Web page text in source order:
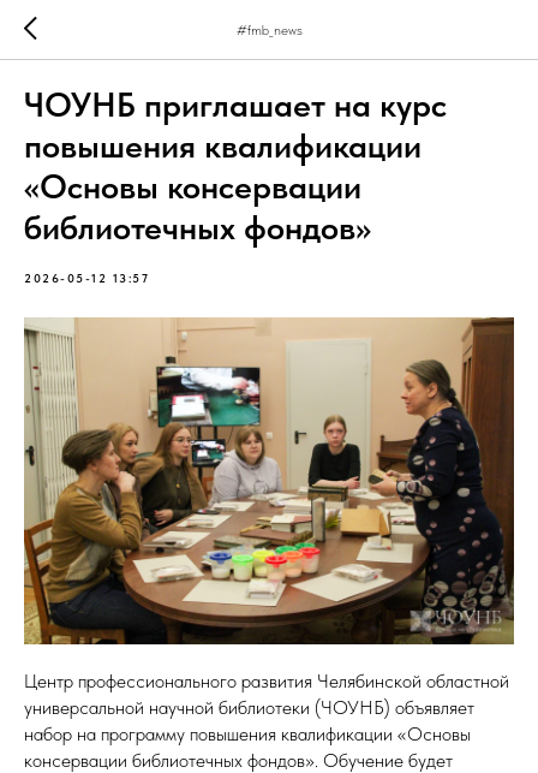
#fmb_news
ЧОУНБ приглашает на курс
повышения квалификации
«Основы консервации
библиотечных фондов»
2026-05-12 13:57
Центр профессионального развития Челябинской областной
универсальной научной библиотеки (ЧОУНБ) объявляет
набор на программу повышения квалификации «Основы
консервации библиотечных фондов». Обучение будет